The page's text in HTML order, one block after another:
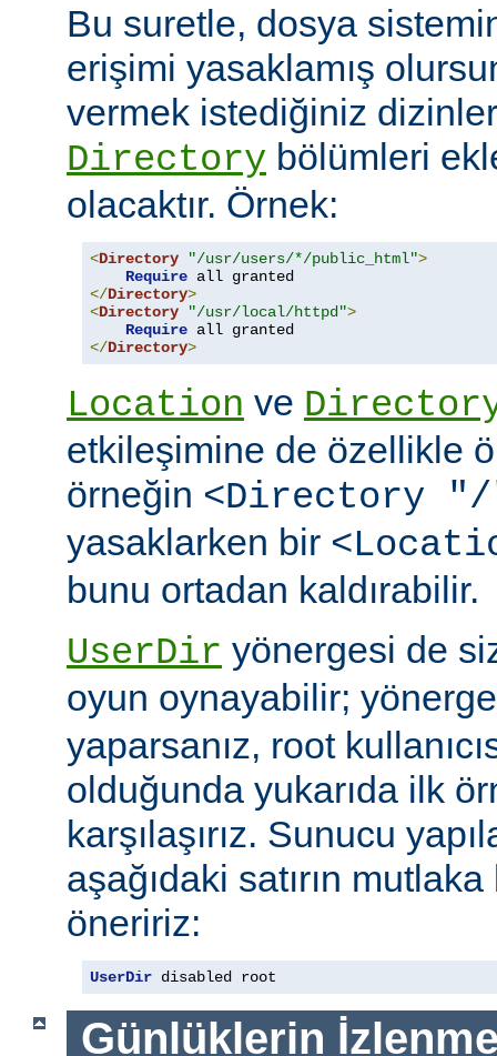
Bu suretle, dosya
erişimi yasaklamış
vermek istediğiniz
Directory bölümleri
olacaktır. Örnek:
<Directory "/usr/users/*/public_html">
Require
</Directory>
<Directory "/usr/local/httpd">
Require
</Directory>
Location ve
etkileşimine de özellikle
örneğin <Directory "/
yasaklarken bir
bunu ortadan kaldırabilir.
UserDir yönergesi de
oyun oynayabilir;
yaparsanız, root
olduğunda yukarıda ilk
karşılaşırız. Sunucu
aşağıdaki satırın mutlaka
öneririz:
UserDir disabled root
Günlüklerin